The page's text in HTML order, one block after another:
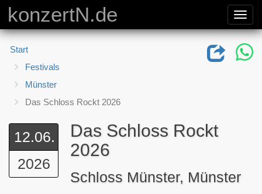
konzertN.de
Start
Festivals
Münster
Das Schloss Rockt 2026
12.06.
2026
Das Schloss Rockt
2026
Schloss Münster, Münster